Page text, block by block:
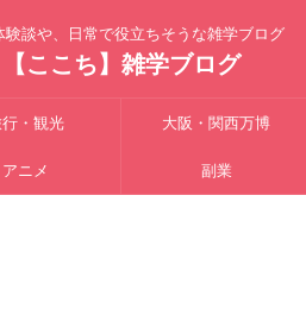
験談や、日常で役立ちそうな雑学ブログ
【ここち】雑学ブログ
・観光 大阪・関西万博
アニメ 副業